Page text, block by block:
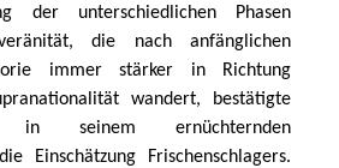
der unterschiedlichen Phasen
die nach anfänglichen
immer stärker in Richtung
wandert, bestätigte
in seinem ernüchternden
Einschätzung Frischenschlagers.